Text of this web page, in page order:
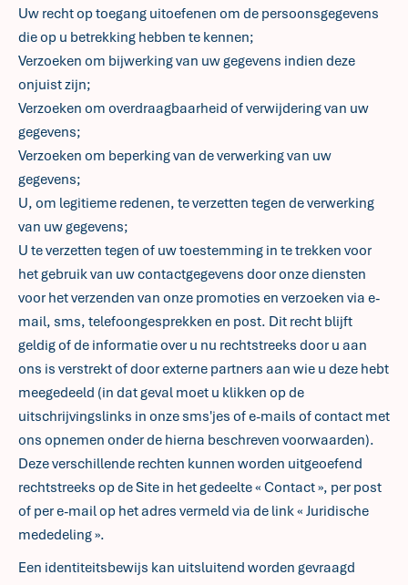
Uw recht op toegang uitoefenen om de persoonsgegevens
die op u betrekking hebben te kennen;
Verzoeken om bijwerking van uw gegevens indien deze
onjuist zijn;
Verzoeken om overdraagbaarheid of verwijdering van uw
gegevens;
Verzoeken om beperking van de verwerking van uw
gegevens;
U, om legitieme redenen, te verzetten tegen de verwerking
van uw gegevens;
U te verzetten tegen of uw toestemming in te trekken voor
het gebruik van uw contactgegevens door onze diensten
voor het verzenden van onze promoties en verzoeken via e-
mail, sms, telefoongesprekken en post. Dit recht blijft
geldig of de informatie over u nu rechtstreeks door u aan
ons is verstrekt of door externe partners aan wie u deze hebt
meegedeeld (in dat geval moet u klikken op de
uitschrijvingslinks in onze sms'jes of e-mails of contact met
ons opnemen onder de hierna beschreven voorwaarden).
Deze verschillende rechten kunnen worden uitgeoefend
rechtstreeks op de Site in het gedeelte « Contact », per post
of per e-mail op het adres vermeld via de link « Juridische
mededeling ».
Een identiteitsbewijs kan uitsluitend worden gevraagd